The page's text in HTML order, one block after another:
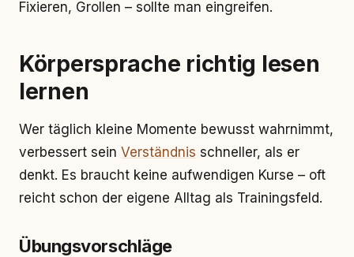
Fixieren, Grollen – sollte man eingreifen.
Körpersprache richtig lesen
lernen
Wer täglich kleine Momente bewusst wahrnimmt,
verbessert sein Verständnis schneller, als er
denkt. Es braucht keine aufwendigen Kurse – oft
reicht schon der eigene Alltag als Trainingsfeld.
Übungsvorschläge